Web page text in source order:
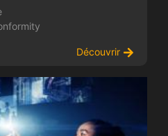
Découvrir